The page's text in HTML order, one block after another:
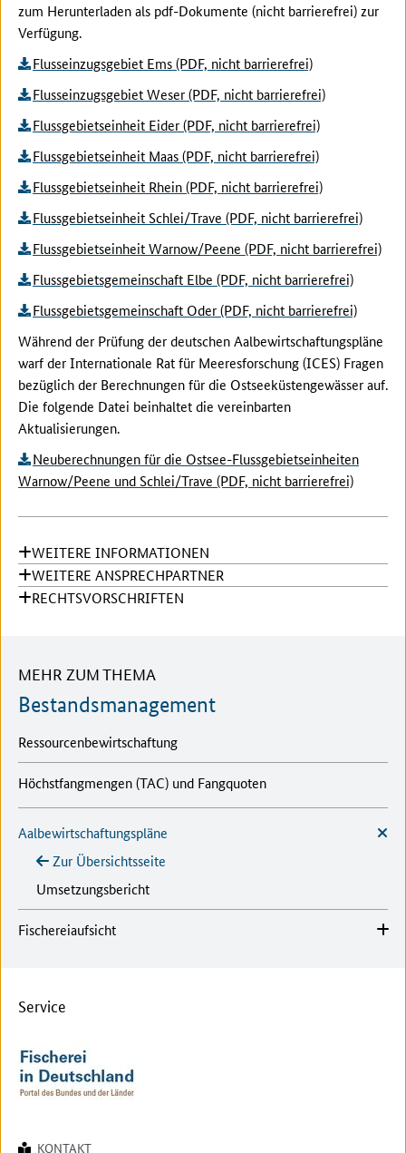
zum Herunterladen als pdf-Dokumente (nicht barrierefrei) zur
Verfügung.
Flusseinzugsgebiet Ems (PDF, nicht barrierefrei)
Flusseinzugsgebiet Weser (PDF, nicht barrierefrei)
Flussgebietseinheit Eider (PDF, nicht barrierefrei)
Flussgebietseinheit Maas (PDF, nicht barrierefrei)
Flussgebietseinheit Rhein (PDF, nicht barrierefrei)
Flussgebietseinheit Schlei/Trave (PDF, nicht barrierefrei)
Flussgebietseinheit Warnow/Peene (PDF, nicht barrierefrei)
Flussgebietsgemeinschaft Elbe (PDF, nicht barrierefrei)
Flussgebietsgemeinschaft Oder (PDF, nicht barrierefrei)
Während der Prüfung der deutschen Aalbewirtschaftungspläne
warf der Internationale Rat für Meeresforschung (ICES) Fragen
bezüglich der Berechnungen für die Ostseeküstengewässer auf.
Die folgende Datei beinhaltet die vereinbarten
Aktualisierungen.
Neuberechnungen für die Ostsee-Flussgebietseinheiten
Warnow/Peene und Schlei/Trave (PDF, nicht barrierefrei)
WEITERE INFORMATIONEN
WEITERE ANSPRECHPARTNER
RECHTSVORSCHRIFTEN
MEHR ZUM THEMA
Bestandsmanagement
Ressourcenbewirtschaftung
Höchstfangmengen (TAC) und Fangquoten
Aalbewirtschaftungspläne
Zur Übersichtsseite
Umsetzungsbericht
Fischereiaufsicht
Service
KONTAKT